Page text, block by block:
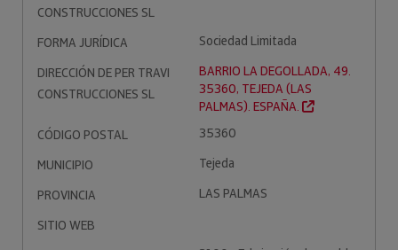
CONSTRUCCIONES SL
FORMA JURÍDICA
Sociedad Limitada
DIRECCIÓN DE PER TRAVI
CONSTRUCCIONES SL
BARRIO LA DEGOLLADA, 49.
35360, TEJEDA (LAS
PALMAS). ESPAÑA.
CÓDIGO POSTAL
35360
MUNICIPIO
Tejeda
PROVINCIA
LAS PALMAS
SITIO WEB